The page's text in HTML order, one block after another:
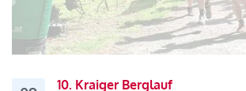
10. Kraiger Berglauf